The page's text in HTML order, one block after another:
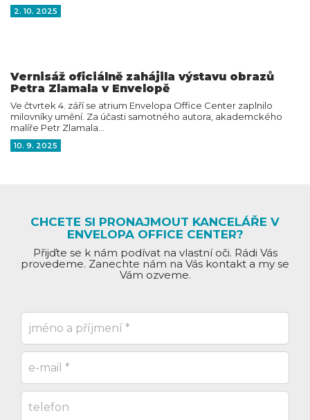
2. 10. 2025
Vernisáž oficiálně zahájila výstavu obrazů
Petra Zlamala v Envelopě
Ve čtvrtek 4. září se atrium Envelopa Office Center zaplnilo
milovníky umění. Za účasti samotného autora, akademckého
malíře Petr Zlamala…
10. 9. 2025
CHCETE SI PRONAJMOUT KANCELÁŘE V
ENVELOPA OFFICE CENTER?
Přijďte se k nám podívat na vlastní oči. Rádi Vás
provedeme. Zanechte nám na Vás kontakt a my se
Vám ozveme.